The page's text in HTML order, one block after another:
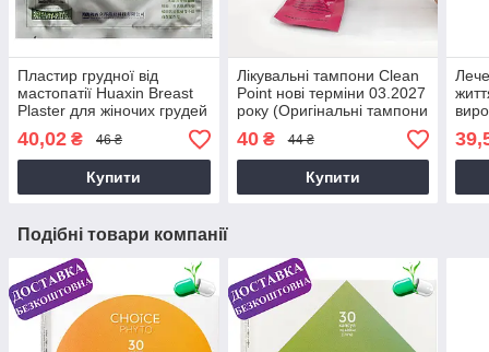
Пластир грудної від
мастопатії Huaxin Breast
Plaster для жіночих грудей
40,02 ₴ 46 ₴
Купити
Лікувальні тампони Clean
Point нові терміни 03.2027
року (Оригінальні тампони
40₴ 44 ₴
Купити
Подібні товари компанії